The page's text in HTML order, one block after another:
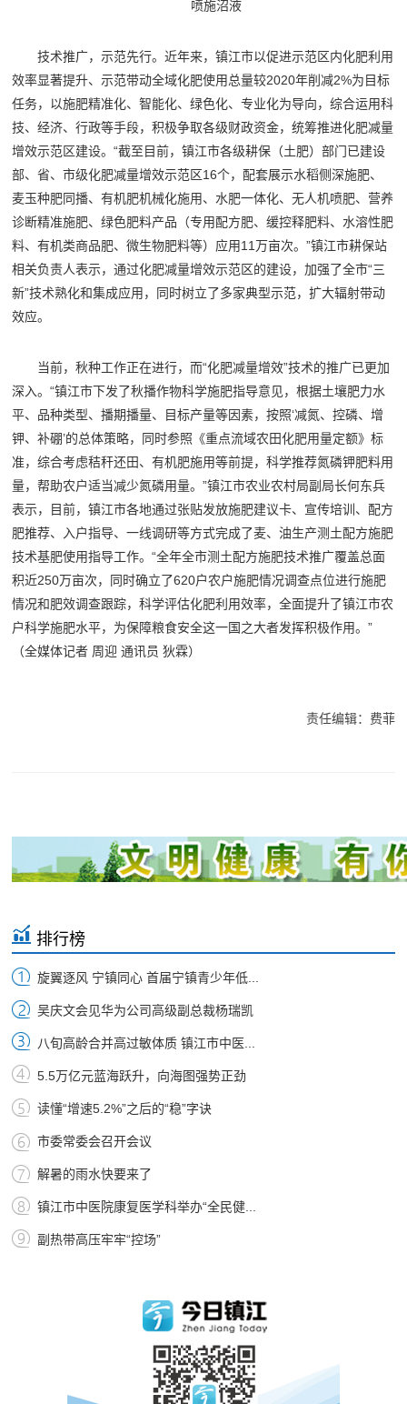
喷施沼液
技术推广，示范先行。近年来，镇江市以促进示范区内化肥利用
效率显著提升、示范带动全域化肥使用总量较2020年削减2%为目标
任务，以施肥精准化、智能化、绿色化、专业化为导向，综合运用科
技、经济、行政等手段，积极争取各级财政资金，统筹推进化肥减量
增效示范区建设。“截至目前，镇江市各级耕保（土肥）部门已建设
部、省、市级化肥减量增效示范区16个，配套展示水稻侧深施肥、
麦玉种肥同播、有机肥机械化施用、水肥一体化、无人机喷肥、营养
诊断精准施肥、绿色肥料产品（专用配方肥、缓控释肥料、水溶性肥
料、有机类商品肥、微生物肥料等）应用11万亩次。”镇江市耕保站
相关负责人表示，通过化肥减量增效示范区的建设，加强了全市“三
新”技术熟化和集成应用，同时树立了多家典型示范，扩大辐射带动
效应。
当前，秋种工作正在进行，而“化肥减量增效”技术的推广已更加
深入。“镇江市下发了秋播作物科学施肥指导意见，根据土壤肥力水
平、品种类型、播期播量、目标产量等因素，按照‘减氮、控磷、增
钾、补硼’的总体策略，同时参照《重点流域农田化肥用量定额》标
准，综合考虑秸秆还田、有机肥施用等前提，科学推荐氮磷钾肥料用
量，帮助农户适当减少氮磷用量。”镇江市农业农村局副局长何东兵
表示，目前，镇江市各地通过张贴发放施肥建议卡、宣传培训、配方
肥推荐、入户指导、一线调研等方式完成了麦、油生产测土配方施肥
技术基肥使用指导工作。“全年全市测土配方施肥技术推广覆盖总面
积近250万亩次，同时确立了620户农户施肥情况调查点位进行施肥
情况和肥效调查跟踪，科学评估化肥利用效率，全面提升了镇江市农
户科学施肥水平，为保障粮食安全这一国之大者发挥积极作用。”
（全媒体记者 周迎 通讯员 狄霖）
责任编辑：费菲
排行榜
旋翼逐风 宁镇同心 首届宁镇青少年低...
吴庆文会见华为公司高级副总裁杨瑞凯
八旬高龄合并高过敏体质 镇江市中医...
5.5万亿元蓝海跃升，向海图强势正劲
读懂“增速5.2%”之后的“稳”字诀
市委常委会召开会议
解暑的雨水快要来了
镇江市中医院康复医学科举办“全民健...
副热带高压牢牢“控场”